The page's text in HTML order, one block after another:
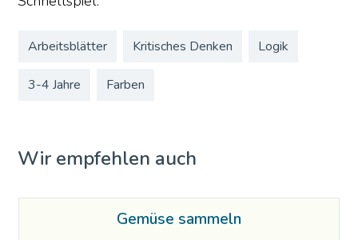
Arbeitsblätter Kritisches Denken Logik
3-4 Jahre Farben
Wir empfehlen auch
Gemüse sammeln